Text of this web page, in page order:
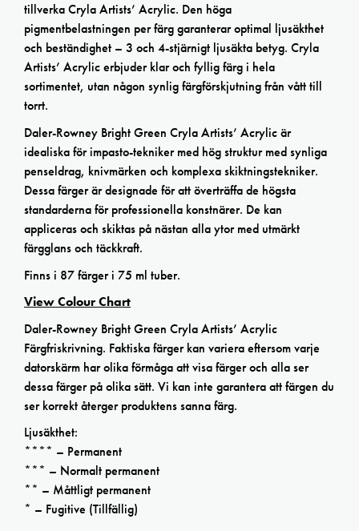
tillverka Cryla Artists’ Acrylic. Den höga
pigmentbelastningen per färg garanterar optimal ljusäkthet
och beständighet – 3 och 4-stjärnigt ljusäkta betyg. Cryla
Artists’ Acrylic erbjuder klar och fyllig färg i hela
sortimentet, utan någon synlig färgförskjutning från vått till
torrt.
Daler-Rowney Bright Green Cryla Artists’ Acrylic är
idealiska för impasto-tekniker med hög struktur med synliga
penseldrag, knivmärken och komplexa skiktningstekniker.
Dessa färger är designade för att överträffa de högsta
standarderna för professionella konstnärer. De kan
appliceras och skiktas på nästan alla ytor med utmärkt
färgglans och täckkraft.
Finns i 87 färger i 75 ml tuber.
View Colour Chart
Daler-Rowney Bright Green Cryla Artists’ Acrylic
Färgfriskrivning. Faktiska färger kan variera eftersom varje
datorskärm har olika förmåga att visa färger och alla ser
dessa färger på olika sätt. Vi kan inte garantera att färgen du
ser korrekt återger produktens sanna färg.
Ljusäkthet:
**** – Permanent
*** – Normalt permanent
** – Måttligt permanent
* – Fugitive (Tillfällig)